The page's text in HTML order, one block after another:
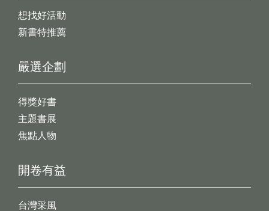
想找好活動
新書特推薦
開卷有益
台灣采風
嚴選企劃
得獎好書
主題書展
焦點人物